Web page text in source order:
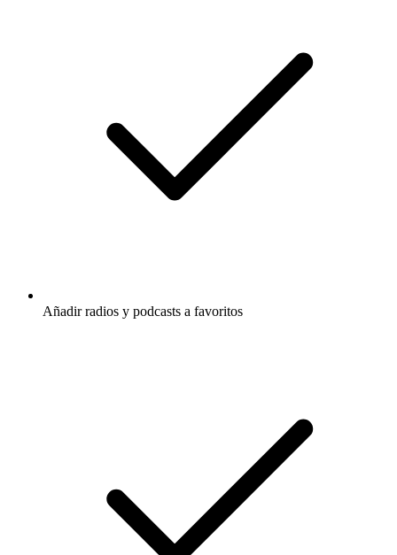
Añadir radios y podcasts a favoritos